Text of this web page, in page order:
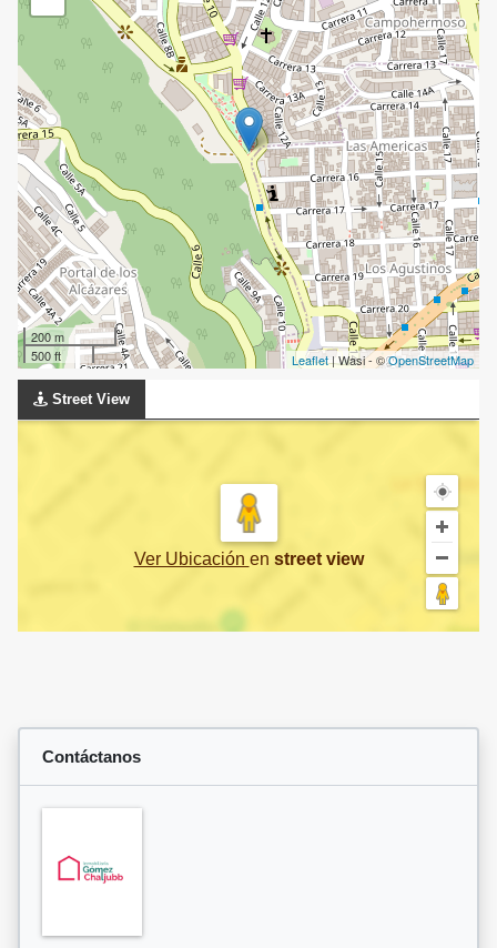
200 m
500 ft
Leaflet| Wasi - ©OpenStreetMap
Street View
Ver Ubicación en street view
Contáctanos